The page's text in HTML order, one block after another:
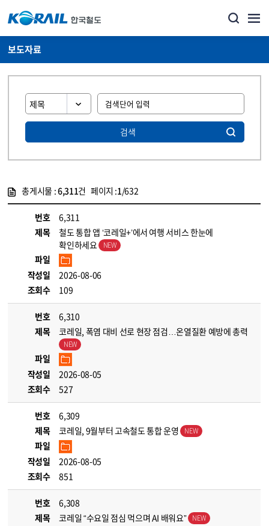
보도자료
검색
총게시물 :6,311건 페이지 :1/632
번호
6,311
제목
철도 통합 앱 ‘코레일+’에서 여행 서비스 한눈에
확인하세요
파일
작성일
2026-08-06
조회수
109
번호
6,310
제목
코레일, 폭염 대비 선로 현장 점검…온열질환 예방에 총력
파일
작성일
2026-08-05
조회수
527
번호
6,309
제목
코레일, 9월부터 고속철도 통합 운영
파일
작성일
2026-08-05
조회수
851
번호
6,308
제목
코레일 “수요일 점심 먹으며 AI 배워요”